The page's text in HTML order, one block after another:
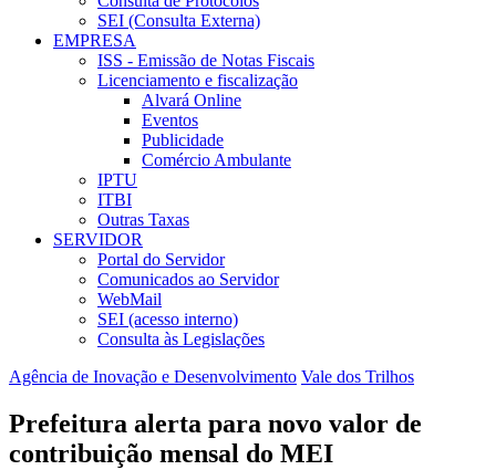
SEI (Consulta Externa)
EMPRESA
ISS - Emissão de Notas Fiscais
Licenciamento e fiscalização
Alvará Online
Eventos
Publicidade
Comércio Ambulante
IPTU
ITBI
Outras Taxas
SERVIDOR
Portal do Servidor
Comunicados ao Servidor
WebMail
SEI (acesso interno)
Consulta às Legislações
Agência de Inovação e Desenvolvimento Vale dos Trilhos
Prefeitura alerta para novo valor de
contribuição mensal do MEI